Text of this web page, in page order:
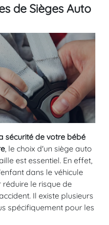
de Sièges Auto
sécurité de votre bébé
, le choix d'un siège auto
est essentiel. En effet,
dans le véhicule
le risque de
Il existe plusieurs
spécifiquement pour les